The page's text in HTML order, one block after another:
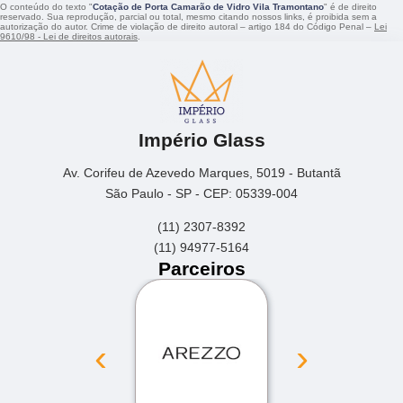
O conteúdo do texto "Cotação de Porta Camarão de Vidro Vila Tramontano" é de direito
reservado. Sua reprodução, parcial ou total, mesmo citando nossos links, é proibida sem a
autorização do autor. Crime de violação de direito autoral – artigo 184 do Código Penal – Lei
9610/98 - Lei de direitos autorais
Império Glass
Av. Corifeu de Azevedo Marques, 5019 - Butantã
São Paulo - SP - CEP: 05339-004
(11) 2307-8392
(11) 94977-5164
Parceiros
‹ ›